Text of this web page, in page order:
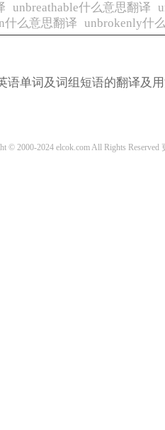
unbreathable什么意思翻译
什么意思翻译 unbrokenly什
单词及词组短语的翻译及
© 2000-2024 elcok.com All Rights Reserved